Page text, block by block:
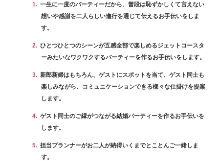
1. 一生に一度のパーティーだから、普段は恥ずかしくて言えない
想いや感謝を二人らしい進行を通じて伝えるお手伝いをしま
す。
2. ひとつひとつのシーンが五感全部で楽しめるジェットコースタ
ーみたいなワクワクするパーティーを作るお手伝いをします。
3. 新郎新婦はもちろん、ゲストにスポットを当て、ゲスト同士も
楽しみながら、コミュニケーションできる様々な仕掛けを提案
します。
4. ゲスト同士のご縁がつながる結婚パーティーを作るお手伝いを
します。
5. 担当プランナーがお二人が納得いくまでとことんご一緒しま
す。